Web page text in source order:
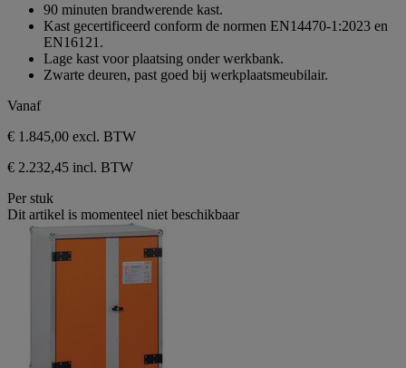
sterren.
90 minuten brandwerende kast.
Kast gecertificeerd conform de normen EN14470-1:2023 en
EN16121.
Lage kast voor plaatsing onder werkbank.
Zwarte deuren, past goed bij werkplaatsmeubilair.
Vanaf
€ 1.845,00 excl. BTW
€ 2.232,45 incl. BTW
Per stuk
Dit artikel is momenteel niet beschikbaar